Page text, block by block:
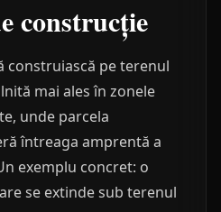
construcție
construiască pe terenul
mai ales în zonele
unde parcela
întreaga amprentă a
exemplu concret: o
se extinde sub terenul